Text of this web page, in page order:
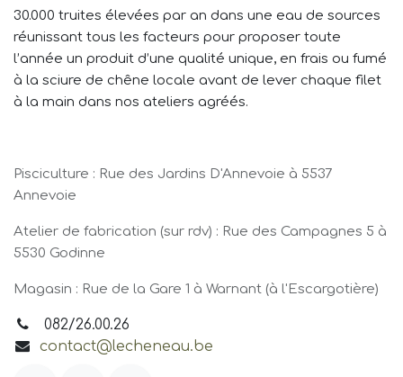
30.000 truites élevées par an dans une eau de sources
réunissant tous les facteurs pour proposer toute
l’année un produit d’une qualité unique, en frais ou fumé
à la sciure de chêne locale avant de lever chaque filet
à la main dans nos ateliers agréés.
Pisciculture : Rue des Jardins D'Annevoie à 5537
Annevoie
Atelier de fabrication (sur rdv) : Rue des Campagnes 5 à
5530 Godinne
Magasin : Rue de la Gare 1 à Warnant (à l'Escargotière)
082/26.00.26
contact@lecheneau.be